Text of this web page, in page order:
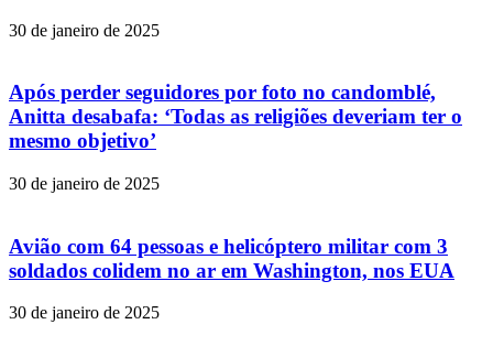
30 de janeiro de 2025
Após perder seguidores por foto no candomblé,
Anitta desabafa: ‘Todas as religiões deveriam ter o
mesmo objetivo’
30 de janeiro de 2025
Avião com 64 pessoas e helicóptero militar com 3
soldados colidem no ar em Washington, nos EUA
30 de janeiro de 2025